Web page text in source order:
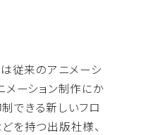
は従来のアニメーシ
メーション制作にか
できる新しいフロ
を持つ出版社様、